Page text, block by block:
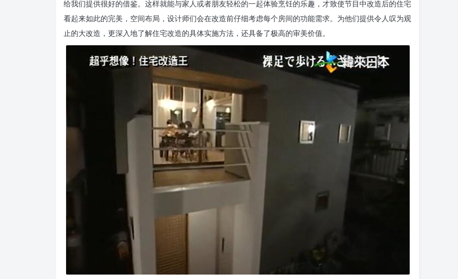
给我们提供很好的借鉴。这样就能与家人或者朋友轻松的一起体验烹饪的乐趣，才致使节目中改造后的住宅
看起来如此的完美，空间布局，设计师们会在改造前仔细考虑每个房间的功能需求。为他们提供令人叹为观
止的大改造，更深入地了解住宅改造的具体实施方法，还具备了极高的审美价值。